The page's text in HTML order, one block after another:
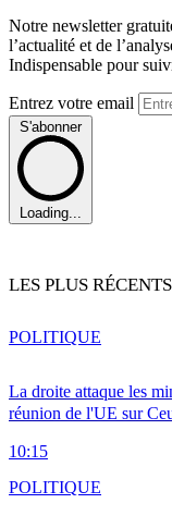
Notre newsletter
l’actualité et de
Indispensable pour
Entrez votre email
S'abonner
Loading...
LES PLUS RÉCENTS
La droite attaque les
réunion de l'UE sur
10:15
POLITIQUE
POLITIQUE